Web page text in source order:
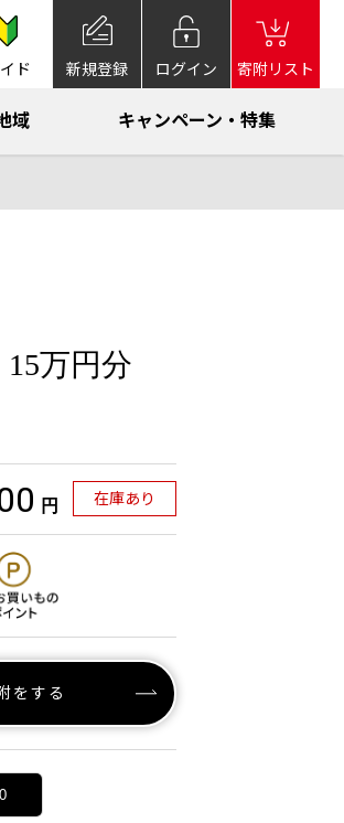
ド 新規登録 ログイン 寄附リスト
域 キャンペーン・特集
万円分
円 在庫あり
をする
0